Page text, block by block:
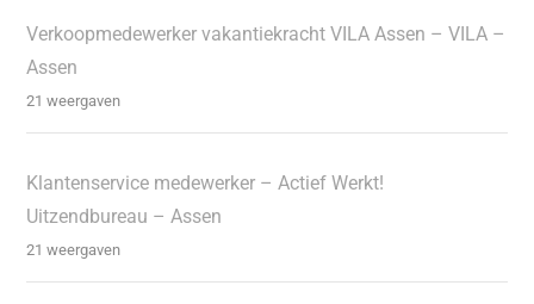
Verkoopmedewerker vakantiekracht VILA Assen – VILA –
Assen
21 weergaven
Klantenservice medewerker – Actief Werkt!
Uitzendbureau – Assen
21 weergaven